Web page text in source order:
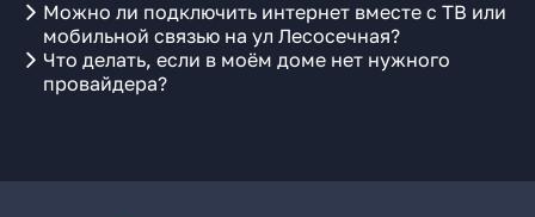
Можно ли подключить интернет вместе с ТВ или
мобильной связью на ул Лесосечная?
Что делать, если в моём доме нет нужного
провайдера?